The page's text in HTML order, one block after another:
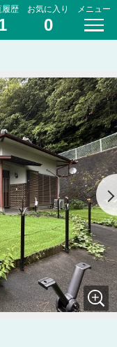
履歴 お気に入り
0
メニュー